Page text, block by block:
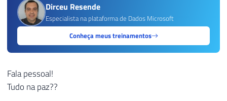
Dirceu Resende
Especialista na plataforma de Dados Microsoft
Conheça meus treinamentos
Fala pessoal!
Tudo na paz??